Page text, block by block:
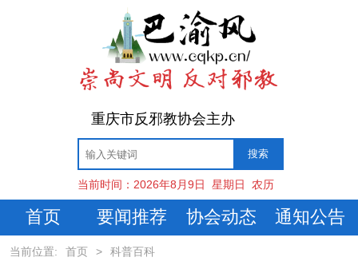
重庆市反邪教协会主办
当前时间： 2026年8月9日 星期日 农历
首页 要闻推荐 协会动态 通知公告
当前位置: 首页 > 科普百科